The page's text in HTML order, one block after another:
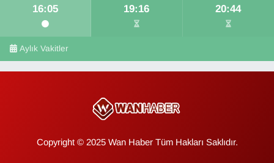
16:05 19:16 20:44
Aylık Vakitler
Copyright © 2025 Wan Haber Tüm Hakları Saklıdır.